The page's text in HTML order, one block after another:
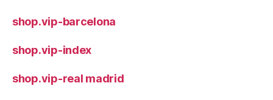
shop.vip-barcelona
shop.vip-index
shop.vip-real madrid